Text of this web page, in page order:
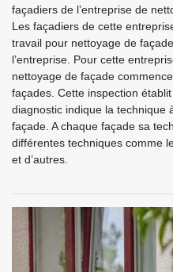
façadiers de l’entreprise de
Les façadiers de cette
travail pour nettoyage de
l’entreprise. Pour cette
nettoyage de façade
façades. Cette inspection
diagnostic indique la technique
façade. A chaque façade sa
différentes techniques comme
et d’autres.